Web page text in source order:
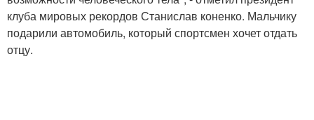
клуба мировых рекордов Станислав коненко. Мальчику
подарили автомобиль, который спортсмен хочет отдать
отцу.